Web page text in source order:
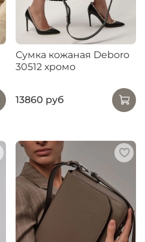
Сумка кожаная Deboro
30512 хромо
13860 руб